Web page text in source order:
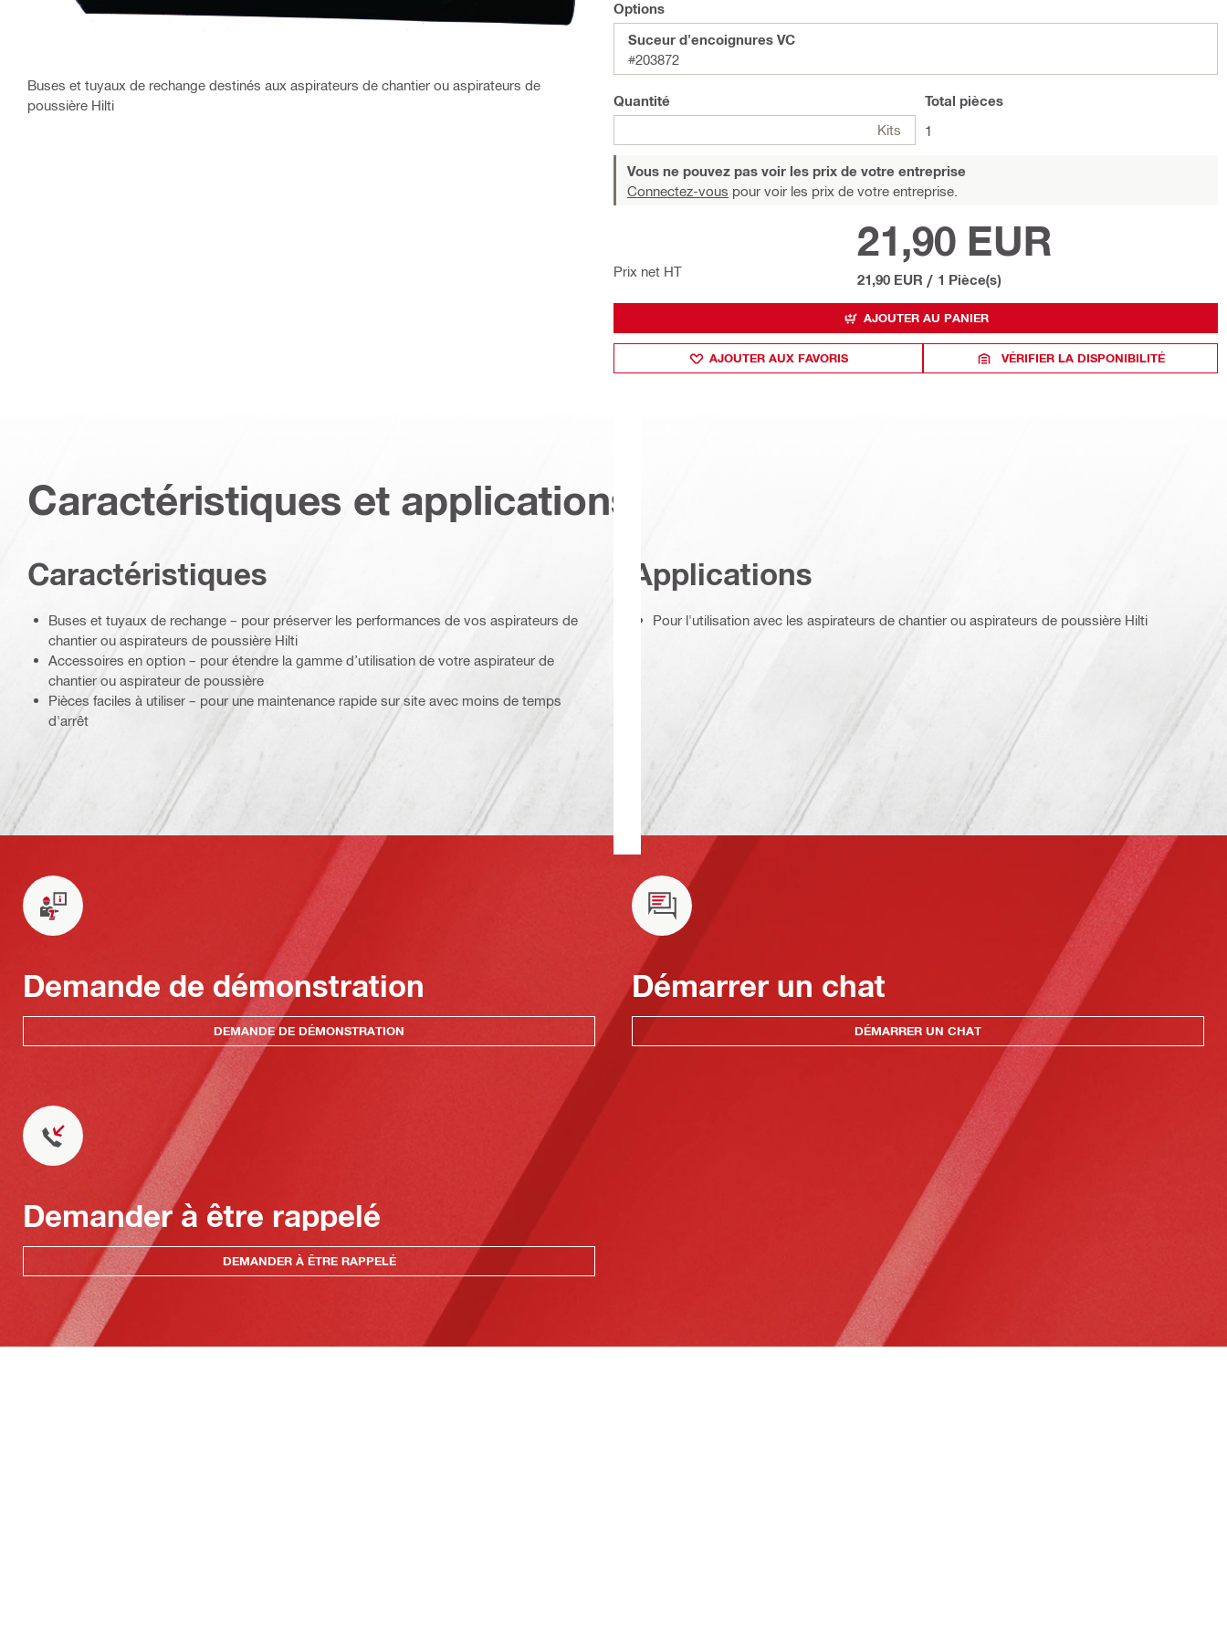
Buses et tuyaux de rechange destinés aux aspirateurs de chantier ou aspirateurs de
poussière Hilti
Options
Suceur d'encoignures VC
#203872
Quantité
Kits
Total pièces
1
Vous ne pouvez pas voir les prix de votre entreprise
Connectez-vous pour voir les prix de votre entreprise.
Prix net HT
21,90 EUR
21,90 EUR / 1 Pièce(s)
AJOUTER AU PANIER
AJOUTER AUX FAVORIS VÉRIFIER LA DISPONIBILITÉ
Caractéristiques et applications
Caractéristiques
Buses et tuyaux de rechange – pour préserver les performances de vos aspirateurs de
chantier ou aspirateurs de poussière Hilti
Accessoires en option – pour étendre la gamme d’utilisation de votre aspirateur de
chantier ou aspirateur de poussière
Pièces faciles à utiliser – pour une maintenance rapide sur site avec moins de temps
d'arrêt
Applications
Pour l'utilisation avec les aspirateurs de chantier ou aspirateurs de poussière Hilti
Demande de démonstration
DEMANDE DE DÉMONSTRATION
Démarrer un chat
DÉMARRER UN CHAT
Demander à être rappelé
DEMANDER À ÊTRE RAPPELÉ